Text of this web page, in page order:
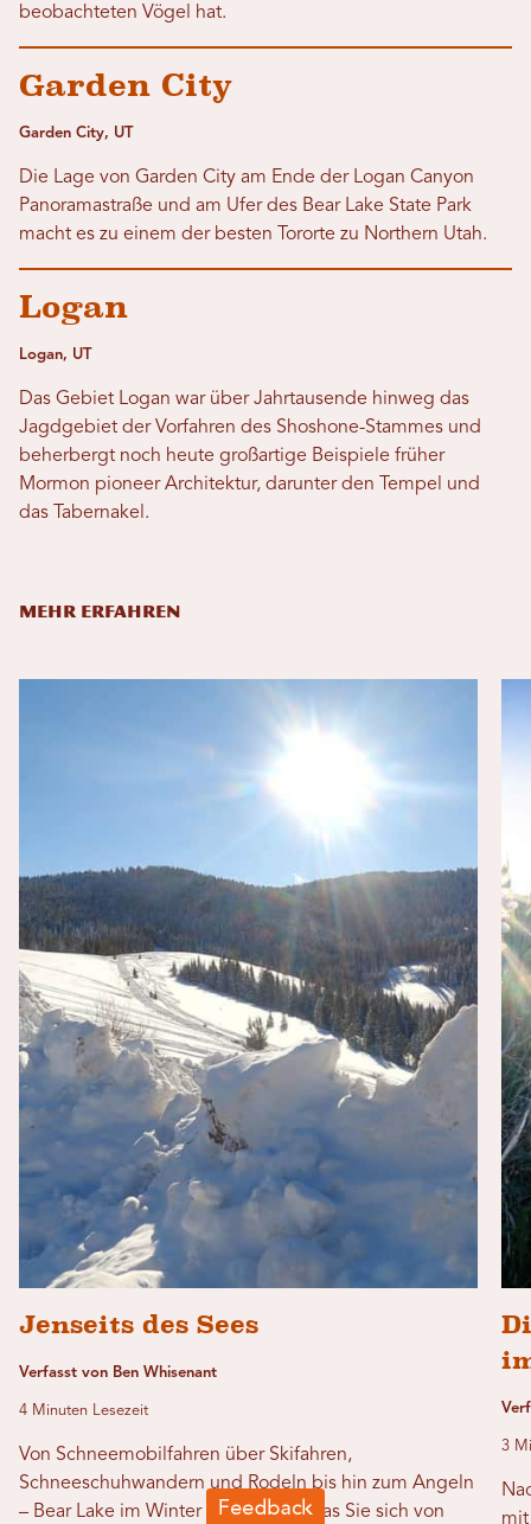
beobachteten Vögel hat.
Garden City
Garden City, UT
Die Lage von Garden City am Ende der Logan Canyon
Panoramastraße und am Ufer des Bear Lake State Park
macht es zu einem der besten Tororte zu Northern Utah.
Logan
Logan, UT
Das Gebiet Logan war über Jahrtausende hinweg das
Jagdgebiet der Vorfahren des Shoshone-Stammes und
beherbergt noch heute großartige Beispiele früher
Mormon pioneer Architektur, darunter den Tempel und
das Tabernakel.
MEHR ERFAHREN
Jenseits des Sees
Verfasst von Ben Whisenant
4 Minuten Lesezeit
Von Schneemobilfahren über Skifahren,
Schneeschuhwandern und Rodeln bis hin zum Angeln
– Bear Lake im Winter bietet alles, was Sie sich von
3